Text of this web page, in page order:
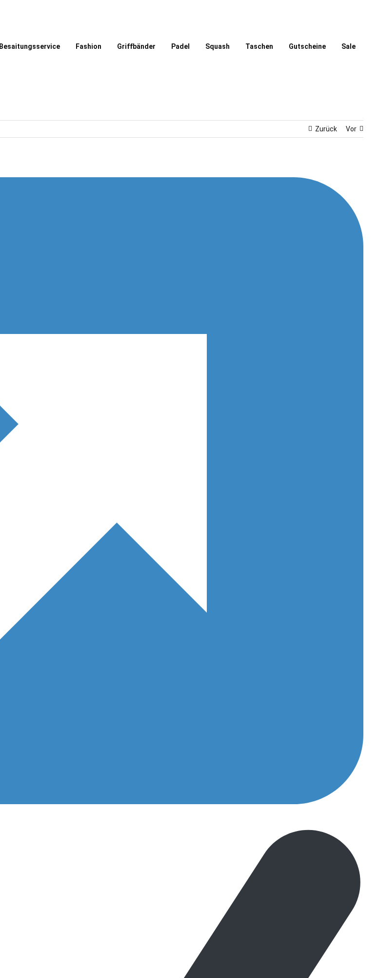
Besaitungsservice Fashion Griffbänder Padel Squash Taschen Gutscheine Sale
Zurück Vor